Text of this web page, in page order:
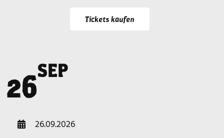
Tickets kaufen
26SEP
26.09.2026